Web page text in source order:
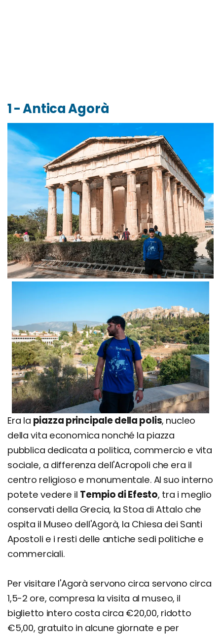
1 - Antica Agorà
Era la piazza principale della polis, nucleo
della vita economica nonché la piazza
pubblica dedicata a politica, commercio e vita
sociale, a differenza dell'Acropoli che era il
centro religioso e monumentale. Al suo interno
potete vedere il Tempio di Efesto, tra i meglio
conservati della Grecia, la Stoa di Attalo che
ospita il Museo dell'Agorà, la Chiesa dei Santi
Apostoli e i resti delle antiche sedi politiche e
commerciali.
Per visitare l'Agorà servono circa servono circa
1,5-2 ore, compresa la visita al museo, il
biglietto intero costa circa €20,00, ridotto
€5,00, gratuito in alcune giornate e per